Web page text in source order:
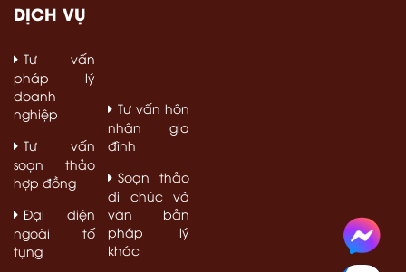
DỊCH VỤ
Tư vấn
pháp lý
doanh
nghiệp
Tư vấn
soạn thảo
hợp đồng
Đại diện
ngoài tố
tụng
Tư vấn hôn
nhân gia
đình
Soạn thảo
di chúc và
văn bản
pháp lý
khác